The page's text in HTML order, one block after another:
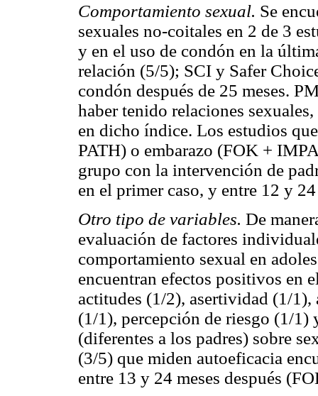
Comportamiento sexual. Se
sexuales no-coitales en 2 de 3
y en el uso de condón en la
relación (5/5); SCI y Safer
condón después de 25 meses.
haber tenido relaciones
en dicho índice. Los estudios
PATH) o embarazo (FOK +
grupo con la intervención de
en el primer caso, y entre 12 y
Otro tipo de variables. De
evaluación de factores
comportamiento sexual en
encuentran efectos positivos en
actitudes (1/2), asertividad (1/
(1/1), percepción de riesgo (1/1)
(diferentes a los padres) sobre
(3/5) que miden autoeficacia
entre 13 y 24 meses después